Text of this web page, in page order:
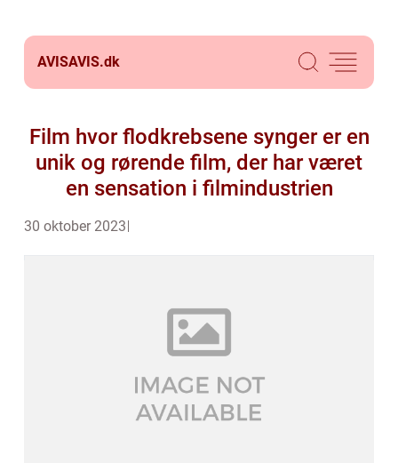
AVISAVIS.dk
Film hvor flodkrebsene synger er en
unik og rørende film, der har været
en sensation i filmindustrien
30 oktober 2023